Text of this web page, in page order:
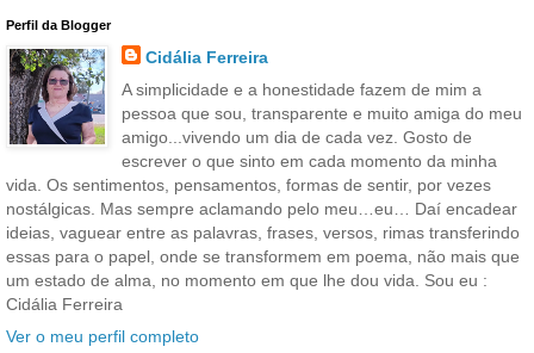
Perfil da Blogger
Cidália Ferreira
A simplicidade e a honestidade fazem de mim a
pessoa que sou, transparente e muito amiga do meu
amigo...vivendo um dia de cada vez. Gosto de
escrever o que sinto em cada momento da minha
vida. Os sentimentos, pensamentos, formas de sentir, por vezes
nostálgicas. Mas sempre aclamando pelo meu…eu… Daí encadear
ideias, vaguear entre as palavras, frases, versos, rimas transferindo
essas para o papel, onde se transformem em poema, não mais que
um estado de alma, no momento em que lhe dou vida. Sou eu :
Cidália Ferreira
Ver o meu perfil completo